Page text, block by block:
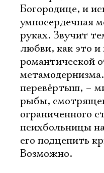
Богородице, и
умносердечная
руках. Звучит
любви, как это
романтической
перевёртыш, –
рыбы,
ограниченного
психбольницы
его подцепить
Возможно.